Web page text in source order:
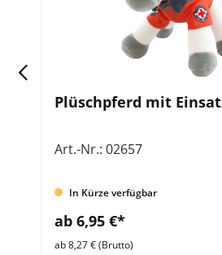
Plüschpferd mit
Art.-Nr.: 02657
In Kürze verfügbar
ab 6,95 €*
ab 8,27 € (Brutto)